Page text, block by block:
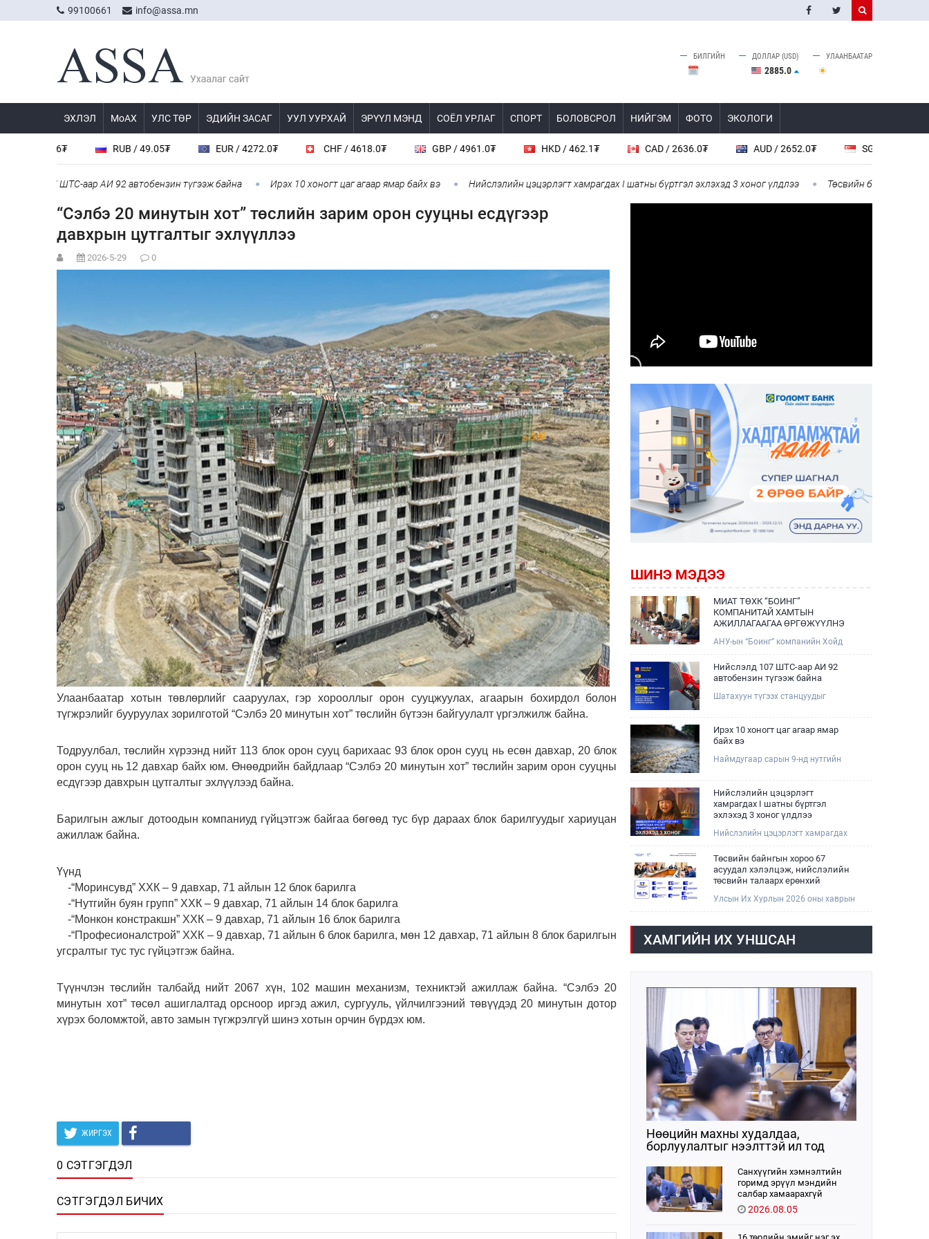
99100661 info@assa.mn
БИЛГИЙН ДОЛЛАР (USD)
2885.0
УЛААНБААТАР
ЭХЛЭЛ МоАХ УЛС ТӨР ЭДИЙН ЗАСАГ УУЛ УУРХАЙ ЭРҮҮЛ МЭНД СОЁЛ УРЛАГ СПОРТ БОЛОВСРОЛ НИЙГЭМ ФОТО ЭКОЛОГИ
RUB / 49.05₮ EUR / 4272.0₮ CHF / 4618.0₮ GBP / 4961.0₮ HKD / 462.1₮ CAD / 2636.0₮ AUD / 2652.0₮ SGD / 2885.0₮
107 ШТС-аар АИ 92 автобензин түгээж байна Ирэх 10 хоногт цаг агаар ямар байх вэ Нийслэлийн цэцэрлэгт хамрагдах I шатны бүртгэл эхлэхэд 3 хоног үлдлээ Төсвийн байнгын хороо 67
“Сэлбэ 20 минутын хот” төслийн зарим орон сууцны есдүгээр
давхрын цутгалтыг эхлүүллээ
2026-5-29 0
Улаанбаатар хотын төвлөрлийг сааруулах, гэр хорооллыг орон сууцжуулах, агаарын бохирдол болон
түгжрэлийг бууруулах зорилготой “Сэлбэ 20 минутын хот” төслийн бүтээн байгуулалт үргэлжилж байна.
Тодруулбал, төслийн хүрээнд нийт 113 блок орон сууц барихаас 93 блок орон сууц нь есөн давхар, 20 блок
орон сууц нь 12 давхар байх юм. Өнөөдрийн байдлаар “Сэлбэ 20 минутын хот” төслийн зарим орон сууцны
есдүгээр давхрын цутгалтыг эхлүүлээд байна.
Барилгын ажлыг дотоодын компаниуд гүйцэтгэж байгаа бөгөөд тус бүр дараах блок барилгуудыг хариуцан
ажиллаж байна.
Үүнд
-“Моринсувд” ХХК – 9 давхар, 71 айлын 12 блок барилга
-“Нутгийн буян групп” ХХК – 9 давхар, 71 айлын 14 блок барилга
-“Монкон констракшн” ХХК – 9 давхар, 71 айлын 16 блок барилга
-“Професионалстрой” ХХК – 9 давхар, 71 айлын 6 блок барилга, мөн 12 давхар, 71 айлын 8 блок барилгын
угсралтыг тус тус гүйцэтгэж байна.
Түүнчлэн төслийн талбайд нийт 2067 хүн, 102 машин механизм, техниктэй ажиллаж байна. “Сэлбэ 20
минутын хот” төсөл ашиглалтад орсноор иргэд ажил, сургууль, үйлчилгээний төвүүдэд 20 минутын дотор
хүрэх боломжтой, авто замын түгжрэлгүй шинэ хотын орчин бүрдэх юм.
ЖИРГЭХ
0 СЭТГЭГДЭЛ
СЭТГЭГДЭЛ БИЧИХ
ШИНЭ МЭДЭЭ
МИАТ ТӨХК “БОИНГ”
КОМПАНИТАЙ ХАМТЫН
АЖИЛЛАГААГАА ӨРГӨЖҮҮЛНЭ
АНУ-ын “Боинг” компанийн Хойд
борлуулалт, маркетингийн асуудал
хариуцсан Дэд ерөнхийлөгч Жэф
Эдвардс тэргүүтэй төлөөлөгчдийг
Зам, тээврийн сайд Б.Дэлгэрсайхан
Нийслэлд 107 ШТС-аар АИ 92
автобензин түгээж байна
Шатахуун түгээх станцуудыг
Ирэх 10 хоногт цаг агаар ямар
байх вэ
Наймдугаар сарын 9-нд нутгийн
хэсгээр ахиухан хэмжээний бороо
орох тул болзошгүй үер, усны
аюулаас анхаарна уу.
Нийслэлийн цэцэрлэгт
хамрагдах I шатны бүртгэл
эхлэхэд 3 хоног үлдлээ
Нийслэлийн цэцэрлэгт хамрагдах
өдрөөс 08 сарын 23-ны өдрийг
дуустал "E-Mongolia" платформоор
дамжуулан цахимаар хүлээн
авна.Хүүхдээ цэцэрлэгт хамруулах
үйлчилгээг авахдаа дараах
Төсвийн байнгын хороо 67
асуудал хэлэлцэж, нийслэлийн
төсвийн талаарх ерөнхий
байгуулсан байна
Улсын Их Хурлын 2026 оны хаврын
мэдүүлсэн хууль, Улсын Их Хурлын
бусад шийдвэрийн төслийг
хэлэлцүүлэх, Улсын Их Хурлын
хяналтыг хэрэгжүүлэх, хуульд
тусгайлан заасан асуудлаар Улсын
Их Хурлын тогтоолын төсөл
боловсруулах чиг үүргээ
хэрэгжүүлэн ажиллажээ.
ХАМГИЙН ИХ УНШСАН
Нөөцийн махны худалдаа,
борлуулалтыг нээлттэй ил тод
Санхүүгийн хэмнэлтийн
горимд эрүүл мэндийн
салбар хамаарахгүй
2026.08.05